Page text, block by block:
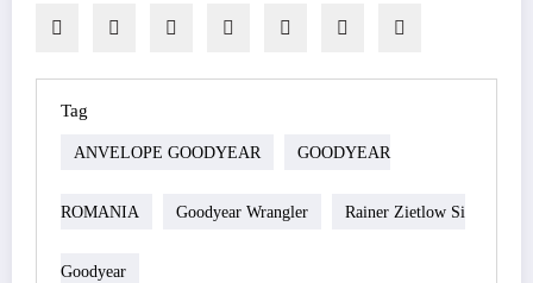
Tag
ANVELOPE GOODYEAR GOODYEAR
ROMANIA Goodyear Wrangler Rainer Zietlow Si
Goodyear